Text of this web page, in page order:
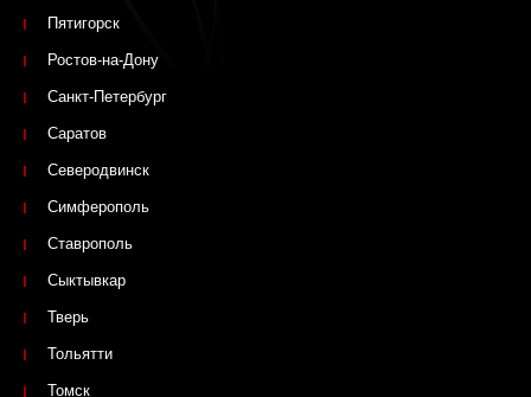
Пятигорск
Ростов-на-Дону
Санкт-Петербург
Саратов
Северодвинск
Симферополь
Ставрополь
Сыктывкар
Тверь
Тольятти
Томск